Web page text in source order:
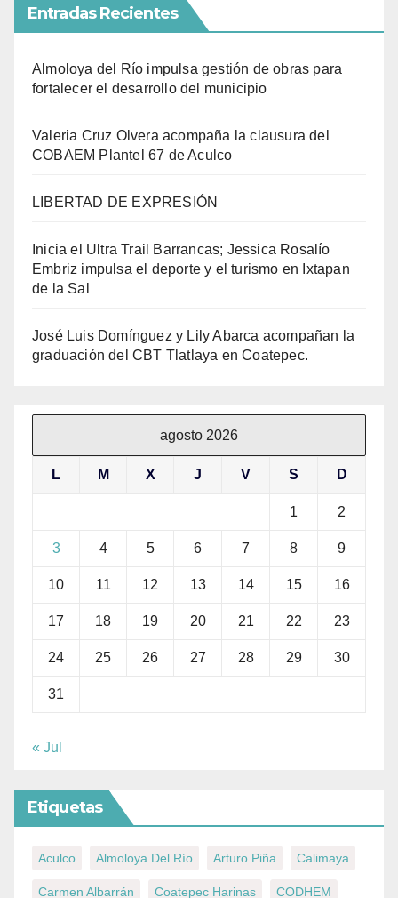
Entradas Recientes
Almoloya del Río impulsa gestión de obras para
fortalecer el desarrollo del municipio
Valeria Cruz Olvera acompaña la clausura del
COBAEM Plantel 67 de Aculco
LIBERTAD DE EXPRESIÓN
Inicia el Ultra Trail Barrancas; Jessica Rosalío
Embriz impulsa el deporte y el turismo en Ixtapan
de la Sal
José Luis Domínguez y Lily Abarca acompañan la
graduación del CBT Tlatlaya en Coatepec.
agosto 2026
L M X J V S D
1 2
3 4 5 6 7 8 9
10 11 12 13 14 15 16
17 18 19 20 21 22 23
24 25 26 27 28 29 30
31
« Jul
Etiquetas
Aculco Almoloya Del Río Arturo Piña Calimaya
Carmen Albarrán Coatepec Harinas CODHEM